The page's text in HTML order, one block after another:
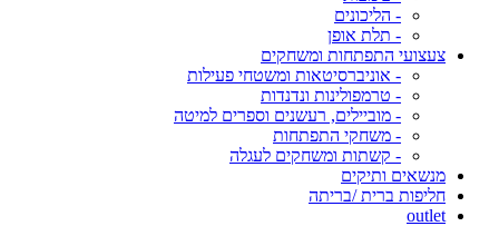
- הליכונים
- תלת אופן
צעצועי התפתחות ומשחקים
- אוניברסיטאות ומשטחי פעילות
- טרמפולינות ונדנדות
- מוביילים, רעשנים וספרים למיטה
- משחקי התפתחות
- קשתות ומשחקים לעגלה
מנשאים ותיקים
חליפות ברית /בריתה
outlet